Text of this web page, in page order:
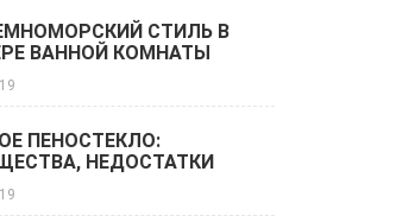
СТИЛЬ В
ВАННОЙ КОМНАТЫ
ПЕНОСТЕКЛО:
НЕДОСТАТКИ